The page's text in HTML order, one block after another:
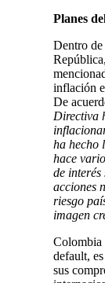
Planes
Dentro
inflación
De
Directiva
ha hecho
hace
de interés
acciones
riesgo
imagen
Colombia
default,
sus